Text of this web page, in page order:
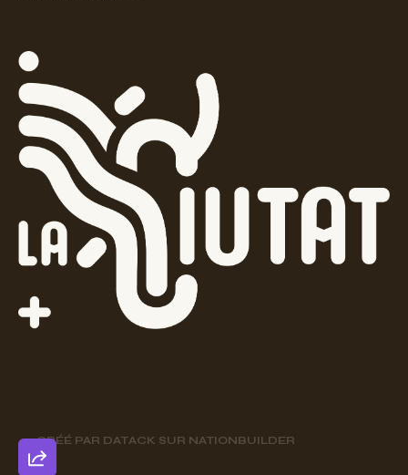
CRÉÉ PAR DATACK SUR NATIONBUILDER